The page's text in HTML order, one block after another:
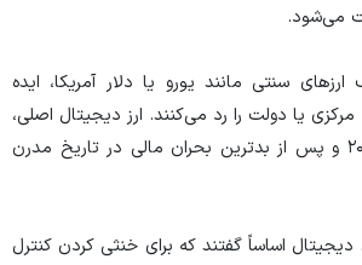
می‌شود.
ارز‌های سنتی مانند یورو یا دلار آمریکا، ایده
یا دولت را رد می‌کنند. ارز دیجیتال اصلی،
بیت کوین، در سال ۲۰۰۹ و پس از بدترین بحران مالی در تاریخ مدرن
دیجیتال اساساً گفتند که برای خنثی کردن کنترل